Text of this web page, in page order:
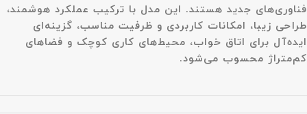
فناوری‌های جدید هستند. این مدل با ترکیب عملکرد هوشمند،
طراحی زیبا، امکانات کاربردی و ظرفیت مناسب، گزینه‌ای
ایده‌آل برای اتاق خواب، محیط‌های کاری کوچک و فضاهای
کم‌متراژ محسوب می‌شود.